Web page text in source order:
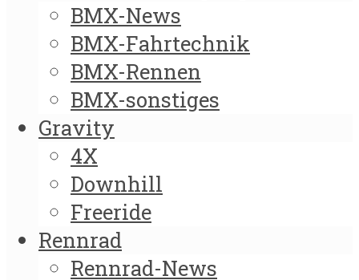
BMX-News
BMX-Fahrtechnik
BMX-Rennen
BMX-sonstiges
Gravity
4X
Downhill
Freeride
Rennrad
Rennrad-News